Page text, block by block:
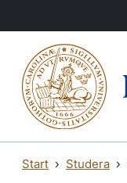
Start Studera